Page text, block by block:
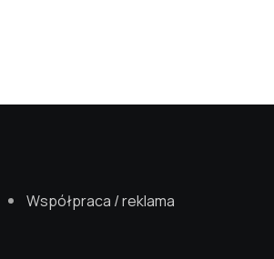
Współpraca / reklama